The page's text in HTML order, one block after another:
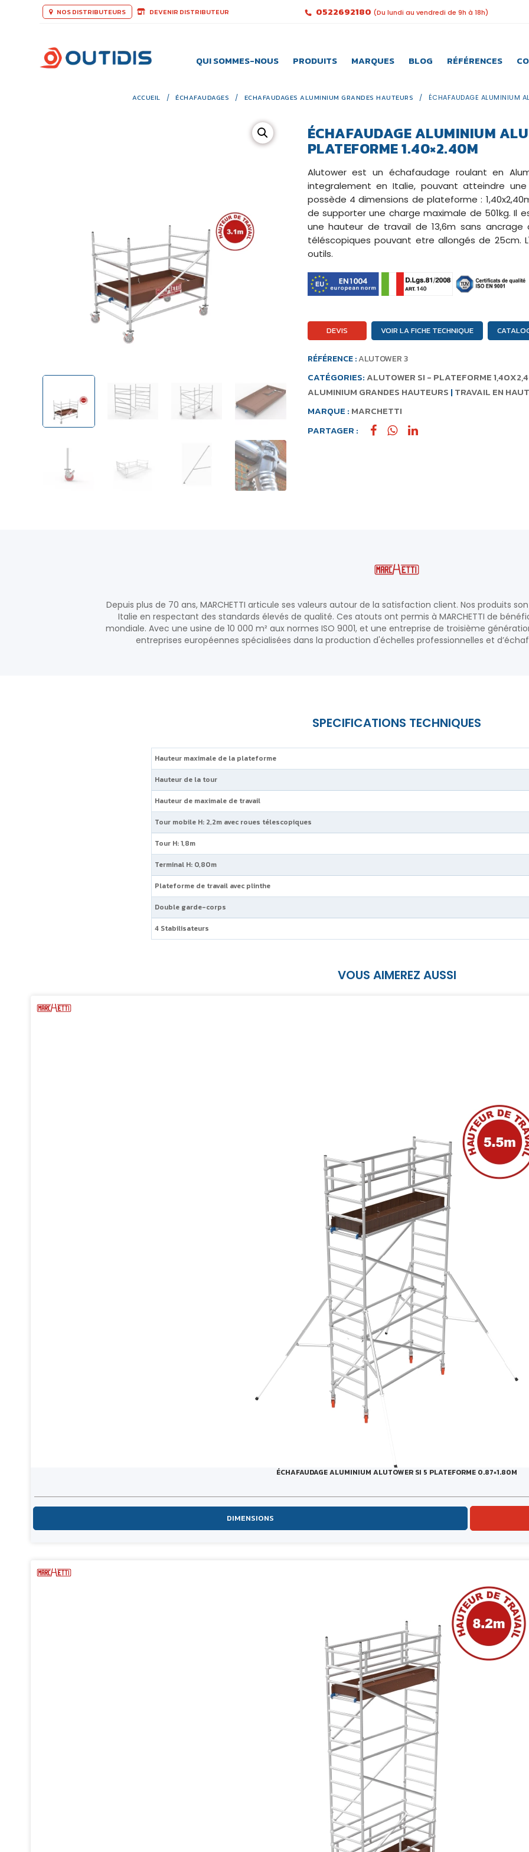
NOS DISTRIBUTEURS DEVENIR DISTRIBUTEUR 0522692180 (Du lundi au vendredi de 9h à 18h)
QUI SOMMES-NOUS PRODUITS MARQUES BLOG RÉFÉRENCES
ACCUEIL / ÉCHAFAUDAGES / ECHAFAUDAGES ALUMINIUM GRANDES HAUTEURS / ÉCHAFAUDAGE ALUMINIUM
ÉCHAFAUDAGE ALUMINIUM
PLATEFORME 1.40×2.40M
Alutower est un échafaudage roulant en
integralement en Italie, pouvant atteindre
possède 4 dimensions de plateforme :
de supporter une charge maximale de 501kg. Il
une hauteur de travail de 13,6m sans
téléscopiques pouvant etre allongés de
outils.
RÉFÉRENCE :ALUTOWER 3
CATÉGORIES:ALUTOWER SI - PLATEFORME
ALUMINIUM GRANDES HAUTEURS | TRAVAIL EN
MARQUE : MARCHETTI
PARTAGER :
DEVIS VOIR LA FICHE TECHNIQUE
Hauteur maximale de la plateforme
Hauteur de la tour
Hauteur de maximale de travail
Tour mobile H: 2,2m avec roues télescopiques
Tour H: 1,8m
Terminal H: 0,80m
Plateforme de travail avec plinthe
Double garde-corps
4 Stabilisateurs
Depuis plus de 70 ans, MARCHETTI articule ses valeurs autour de la satisfaction client. Nos produits
Italie en respectant des standards élevés de qualité. Ces atouts ont permis à MARCHETTI de
mondiale. Avec une usine de 10 000 m² aux normes ISO 9001, et une entreprise de troisième
entreprises européennes spécialisées dans la production d'échelles professionnelles et
VOUS AIMEREZ AUSSI
ÉCHAFAUDAGE ALUMINIUM ALUTOWER SI 5 PLATEFORME 0.87×1.80M
DIMENSIONS